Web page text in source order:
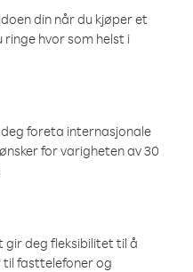
din når du kjøper et
hvor som helst i
foreta internasjonale
for varigheten av 30
gir deg fleksibilitet til å
fasttelefoner og